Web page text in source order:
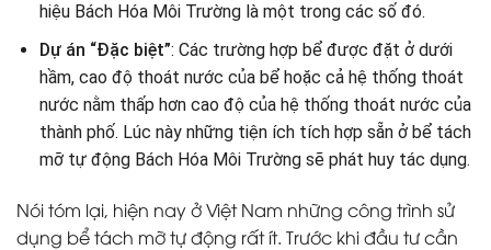
hiệu Bách Hóa Môi Trường là một trong các số đó.
Dự án “Đặc biệt”: Các trường hợp bể được đặt ở dưới
hầm, cao độ thoát nước của bể hoặc cả hệ thống thoát
nước nằm thấp hơn cao độ của hệ thống thoát nước của
thành phố. Lúc này những tiện ích tích hợp sẵn ở bể tách
mỡ tự động Bách Hóa Môi Trường sẽ phát huy tác dụng.
Nói tóm lại, hiện nay ở Việt Nam những công trình sử
dụng bể tách mỡ tự động rất ít. Trước khi đầu tư cần